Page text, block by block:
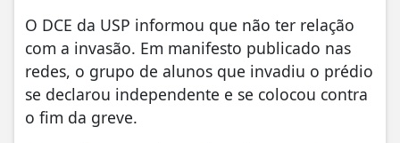
O DCE da USP informou que não ter relação
com a invasão. Em manifesto publicado nas
redes, o grupo de alunos que invadiu o prédio
se declarou independente e se colocou contra
o fim da greve.